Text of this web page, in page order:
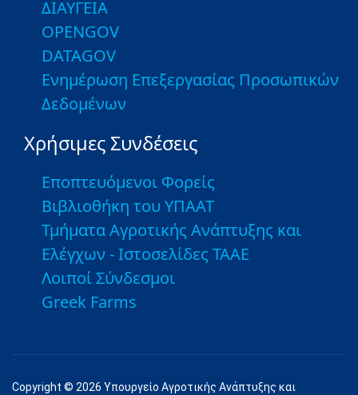
ΔΙΑΥΓΕΙΑ
OPENGOV
DATAGOV
Ενημέρωση Επεξεργασίας Προσωπικών
Δεδομένων
Χρήσιμες Συνδέσεις
Εποπτευόμενοι Φορείς
Βιβλιοθήκη του ΥΠΑΑΤ
Τμήματα Αγροτικής Ανάπτυξης και
Ελέγχων - Ιστοσελίδες ΤΑΑΕ
Λοιποί Σύνδεσμοι
Greek Farms
Copyright © 2026 Υπουργείο Αγροτικής Ανάπτυξης και